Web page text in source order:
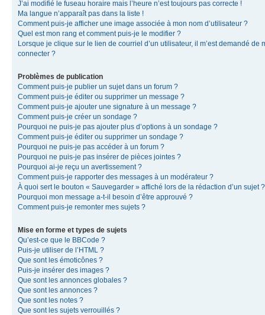
J’ai modifié le fuseau horaire mais l’heure n’est toujours pas correcte !
Ma langue n’apparaît pas dans la liste !
Comment puis-je afficher une image associée à mon nom d’utilisateur ?
Quel est mon rang et comment puis-je le modifier ?
Lorsque je clique sur le lien de courriel d’un utilisateur, il m’est demandé de
connecter ?
Problèmes de publication
Comment puis-je publier un sujet dans un forum ?
Comment puis-je éditer ou supprimer un message ?
Comment puis-je ajouter une signature à un message ?
Comment puis-je créer un sondage ?
Pourquoi ne puis-je pas ajouter plus d’options à un sondage ?
Comment puis-je éditer ou supprimer un sondage ?
Pourquoi ne puis-je pas accéder à un forum ?
Pourquoi ne puis-je pas insérer de pièces jointes ?
Pourquoi ai-je reçu un avertissement ?
Comment puis-je rapporter des messages à un modérateur ?
À quoi sert le bouton « Sauvegarder » affiché lors de la rédaction d’un sujet ?
Pourquoi mon message a-t-il besoin d’être approuvé ?
Comment puis-je remonter mes sujets ?
Mise en forme et types de sujets
Qu’est-ce que le BBCode ?
Puis-je utiliser de l’HTML ?
Que sont les émoticônes ?
Puis-je insérer des images ?
Que sont les annonces globales ?
Que sont les annonces ?
Que sont les notes ?
Que sont les sujets verrouillés ?